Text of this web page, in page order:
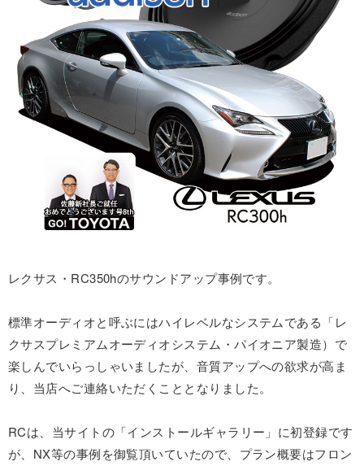
レクサス・RC350hのサウンドアップ事例です。
標準オーディオと呼ぶにはハイレベルなシステムである「レ
クサスプレミアムオーディオシステム・パイオニア製造）で
楽しんでいらっしゃいましたが、音質アップへの欲求が高ま
り、当店へご連絡いただくこととなりました。
RCは、当サイトの「インストールギャラリー」に初登録です
が、NX等の事例を御覧頂いていたので、プラン概要はフロン